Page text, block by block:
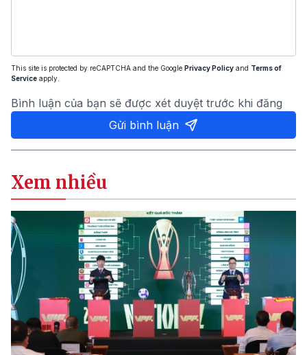
This site is protected by reCAPTCHA and the Google Privacy Policy and Terms of
Service apply.
Bình luận của bạn sẽ được xét duyệt trước khi đăng
Gửi bình luận
Xem nhiều